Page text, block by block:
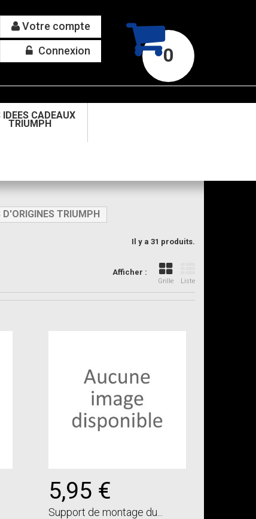
0
Votre compte
Connexion
IDEES CADEAUX
TRIUMPH
D'ORIGINES TRIUMPH
Il y a 31 produits.
Afficher :
Grille Liste
5,95 €
Support de montage du...